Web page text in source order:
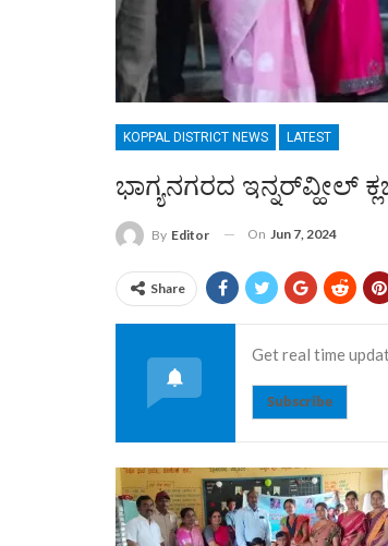
KOPPAL DISTRICT NEWS LATEST
ಭಾಗ್ಯನಗರದ
By Editor On Jun 7, 2024
Share
Get real time
Subscribe